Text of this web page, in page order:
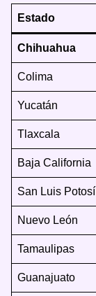
Estado
Chihuahua
Colima
Yucatán
Tlaxcala
Baja California
San Luis Potosí
Nuevo León
Tamaulipas
Guanajuato